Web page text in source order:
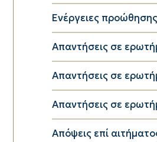
Ενέργειες
Απαντήσεις σε
Απαντήσεις σε
Απαντήσεις σε
Απόψεις επί